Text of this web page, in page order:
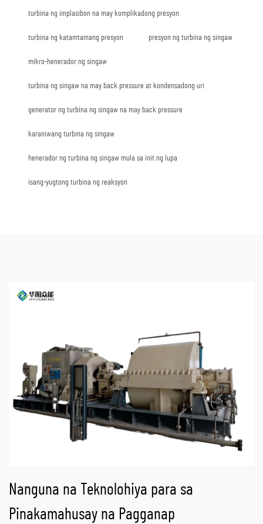
turbina ng implasibon na may komplikadong presyon
turbina ng katamtamang presyon presyon ng turbina ng singaw
mikro-henerador ng singaw
turbina ng singaw na may back pressure at kondensadong uri
generator ng turbina ng singaw na may back pressure
karaniwang turbina ng singaw
henerador ng turbina ng singaw mula sa init ng lupa
isang-yugtong turbina ng reaksyon
Nanguna na Teknolohiya para sa
Pinakamahusay na Pagganap